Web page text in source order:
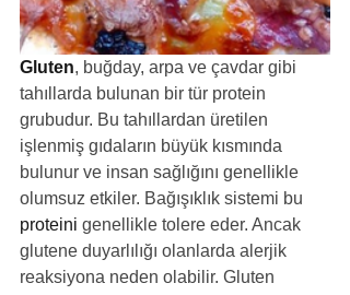
Gluten, buğday, arpa ve çavdar gibi
tahıllarda bulunan bir tür protein
grubudur. Bu tahıllardan üretilen
işlenmiş gıdaların büyük kısmında
bulunur ve insan sağlığını genellikle
olumsuz etkiler. Bağışıklık sistemi bu
proteini genellikle tolere eder. Ancak
glutene duyarlılığı olanlarda alerjik
reaksiyona neden olabilir. Gluten